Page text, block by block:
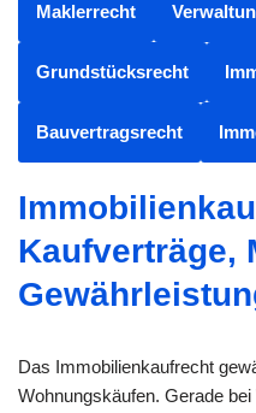
Maklerrecht
Grundstücksrecht
Bauvertragsrecht
Kaufverträge,
Das Immobilienkaufrecht
Wohnungskäufen. Gerade